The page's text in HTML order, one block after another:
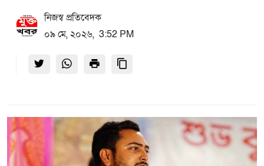
নিজস্ব প্রতিবেদক
০৯ মে, ২০২৬, 3:52 PM